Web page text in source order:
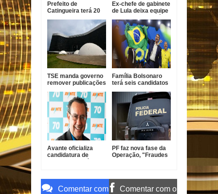
Prefeito de
Catingueira terá 20
terceirização
irregular de R$ 546
mil
Ex-chefe de gabinete
de Lula deixa equipe
pressão
TSE manda governo
remover publicações
redes oficiais
Família Bolsonaro
terá seis candidatos
outubro
Avante oficializa
candidatura de
PF faz nova fase da
Operação, "Fraudes
Rocha e advogado
Comentar com Comentar com o